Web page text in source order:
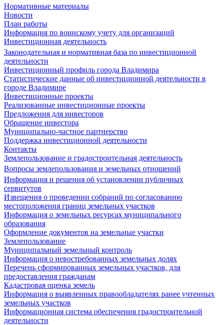
Нормативные материалы
Новости
План работы
Информация по воинскому учету для организаций
Инвестиционная деятельность
Законодательная и нормативная база по инвестиционной
деятельности
Инвестиционный профиль города Владимира
Статистические данные об инвестиционной деятельности в
городе Владимире
Инвестиционные проекты
Реализованные инвестиционные проекты
Предложения для инвесторов
Обращение инвестора
Муниципально-частное партнерство
Поддержка инвестиционной деятельности
Контакты
Землепользование и градостроительная деятельность
Вопросы землепользования и земельных отношений
Информация и решения об установлении публичных
сервитутов
Извещения о проведении собраний по согласованию
местоположения границ земельных участков
Информация о земельных ресурсах муниципального
образования
Оформление документов на земельные участки
Землепользование
Муниципальный земельный контроль
Информация о невостребованных земельных долях
Перечень сформированных земельных участков, для
предоставления гражданам
Кадастровая оценка земель
Информация о выявленных правообладателях ранее учтенных
земельных участков
Информационная система обеспечения градостроительной
деятельности